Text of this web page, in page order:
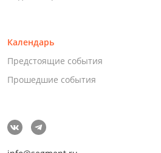
Календарь
Предстоящие события
Прошедшие события